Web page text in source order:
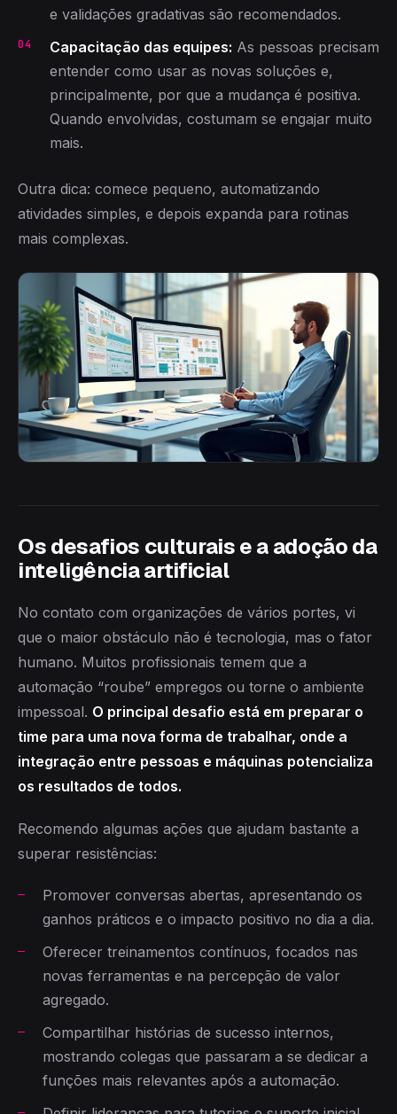
e validações gradativas são recomendados.
Capacitação das equipes: As pessoas precisam
entender como usar as novas soluções e,
principalmente, por que a mudança é positiva.
Quando envolvidas, costumam se engajar muito
mais.
Outra dica: comece pequeno, automatizando
atividades simples, e depois expanda para rotinas
mais complexas.
Os desafios culturais e a adoção da
inteligência artificial
No contato com organizações de vários portes, vi
que o maior obstáculo não é tecnologia, mas o fator
humano. Muitos profissionais temem que a
automação “roube” empregos ou torne o ambiente
impessoal. O principal desafio está em preparar o
time para uma nova forma de trabalhar, onde a
integração entre pessoas e máquinas potencializa
os resultados de todos.
Recomendo algumas ações que ajudam bastante a
superar resistências:
Promover conversas abertas, apresentando os
ganhos práticos e o impacto positivo no dia a dia.
Oferecer treinamentos contínuos, focados nas
novas ferramentas e na percepção de valor
agregado.
Compartilhar histórias de sucesso internos,
mostrando colegas que passaram a se dedicar a
funções mais relevantes após a automação.